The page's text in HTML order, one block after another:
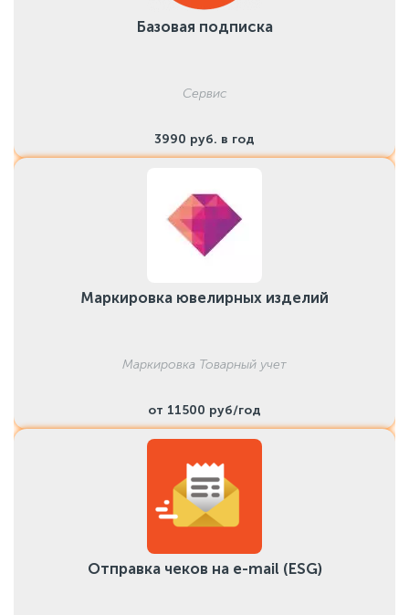
Базовая подписка
Сервис
3990 руб. в год
Маркировка ювелирных изделий
Маркировка Товарный учет
от 11500 руб/год
Отправка чеков на e-mail (ESG)